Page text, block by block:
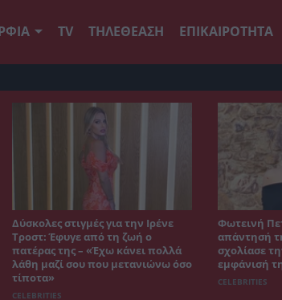
TV ΤΗΛΕΘΕΑΣΗ ΕΠΙΚΑΙΡΟΤΗΤΑ
Δύσκολες στιγμές για την Ιρένε
Τροστ: Έφυγε από τη ζωή ο
πατέρας της – «Έχω κάνει πολλά
λάθη μαζί σου που μετανιώνω όσο
τίποτα»
CELEBRITIES
Φωτεινή
απάντησή
σχολίασε
εμφάνισή
CELEBRITIES